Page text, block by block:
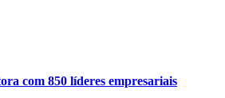
com 850 líderes empresariais